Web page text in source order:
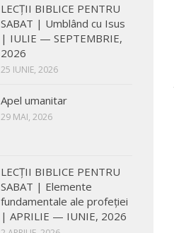
LECŢII BIBLICE PENTRU
SABAT | Umblând cu Isus
| IULIE — SEPTEMBRIE,
2026
25 IUNIE, 2026
Apel umanitar
29 MAI, 2026
LECŢII BIBLICE PENTRU
SABAT | Elemente
fundamentale ale profeției
| APRILIE — IUNIE, 2026